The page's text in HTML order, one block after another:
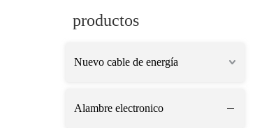
productos
Nuevo cable de energía
Alambre electronico